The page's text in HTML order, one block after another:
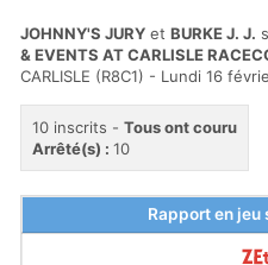
JOHNNY'S JURY et BURKE J. J.
& EVENTS AT CARLISLE
CARLISLE (R8C1) - Lundi 16
10 inscrits - Tous ont couru
Arrêté(s) : 10
Rapport en